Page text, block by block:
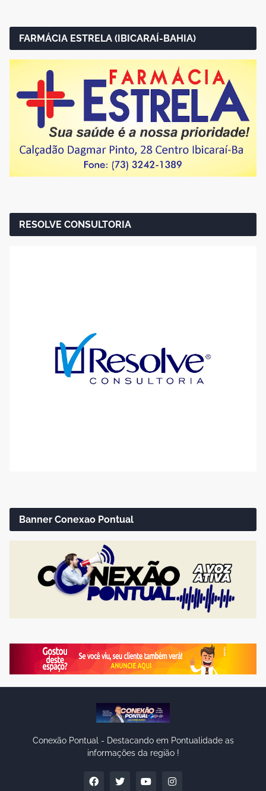
FARMÁCIA ESTRELA (IBICARAÍ-BAHIA)
RESOLVE CONSULTORIA
Banner Conexao Pontual
Conexão Pontual - Destacando em Pontualidade as
informações da região !